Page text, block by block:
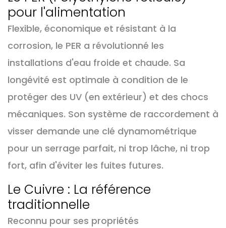
pour l'alimentation
Flexible, économique et résistant à la
corrosion, le PER a révolutionné les
installations d'eau froide et chaude. Sa
longévité est optimale à condition de le
protéger des UV (en extérieur) et des chocs
mécaniques. Son système de raccordement à
visser demande une clé dynamométrique
pour un serrage parfait, ni trop lâche, ni trop
fort, afin d'éviter les fuites futures.
Le Cuivre : La référence
traditionnelle
Reconnu pour ses propriétés